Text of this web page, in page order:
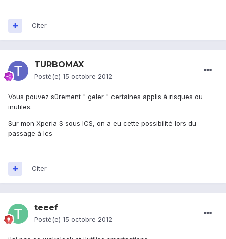
Citer
TURBOMAX
Posté(e) 15 octobre 2012
Vous pouvez sûrement " geler " certaines applis à risques ou
inutiles.
Sur mon Xperia S sous ICS, on a eu cette possibilité lors du
passage à Ics
Citer
teeef
Posté(e) 15 octobre 2012